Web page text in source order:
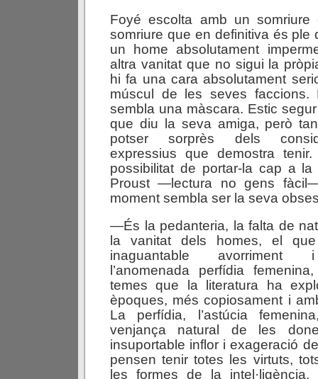
Foyé escolta amb un somriure
somriure que en definitiva és ple
un home absolutament
altra vanitat que no sigui la
hi fa una cara absolutament
múscul de les seves
sembla una màscara. Estic
que diu la seva amiga, però
potser sorprès dels
expressius que demostra
possibilitat de portar-la cap a
Proust —lectura no gens
moment sembla ser la seva
—És la pedanteria, la falta de
la vanitat dels homes, el
inaguantable avorriment i
l’anomenada perfídia
temes que la literatura ha
èpoques, més copiosament i
La perfídia, l’astúcia
venjança natural de les
insuportable inflor i exageració
pensen tenir totes les virtuts,
les formes de la